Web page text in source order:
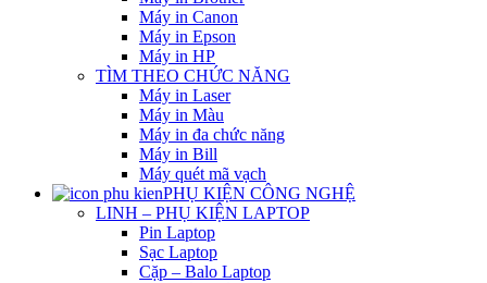
Máy in Canon
Máy in Epson
Máy in HP
TÌM THEO CHỨC NĂNG
Máy in Laser
Máy in Màu
Máy in đa chức năng
Máy in Bill
Máy quét mã vạch
PHỤ KIỆN CÔNG NGHỆ
LINH – PHỤ KIỆN LAPTOP
Pin Laptop
Sạc Laptop
Cặp – Balo Laptop